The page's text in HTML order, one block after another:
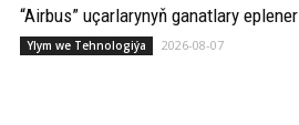
“Airbus” uçarlarynyň ganatlary eplener
Ylym we Tehnologiýa 2026-08-07